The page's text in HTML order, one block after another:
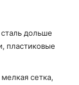
дольше
пластиковые
сетка,